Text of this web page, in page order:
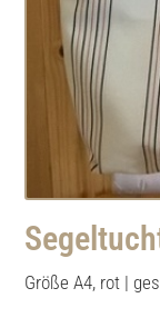
Größe A4, rot |